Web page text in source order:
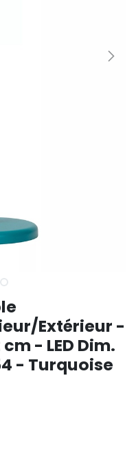
Extérieur -
- LED Dim.
- Turquoise